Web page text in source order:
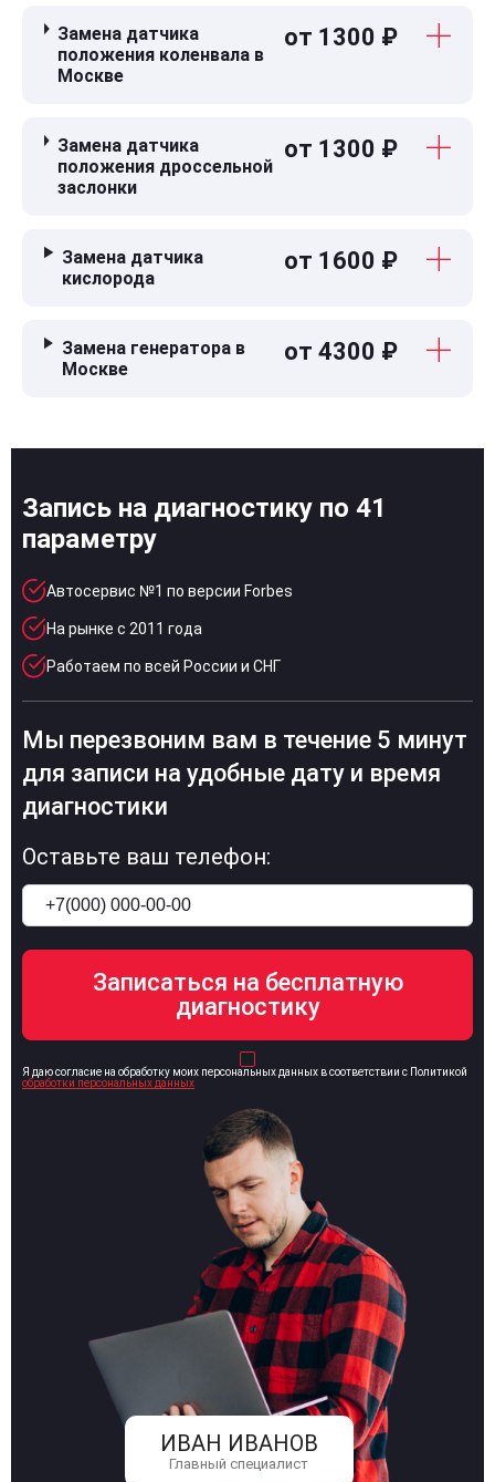
Замена датчика
положения коленвала в
Москве
от 1300 ₽
Замена датчика
положения дроссельной
заслонки
от 1300 ₽
Замена датчика
кислорода
от 1600 ₽
Замена генератора в
Москве
от 4300 ₽
Запись на диагностику по 41
параметру
Автосервис №1 по версии Forbes
На рынке с 2011 года
Работаем по всей России и СНГ
ИВАН ИВАНОВ
Главный специалист
Мы перезвоним вам в течение 5 минут
для записи на удобные дату и время
диагностики
Оставьте ваш телефон:
Я даю согласие на обработку моих персональных данных в соответствии с Политикой
обработки персональных данных